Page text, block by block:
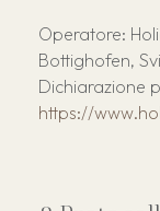
Operatore:
Bottighofen,
Dichiarazione
https://